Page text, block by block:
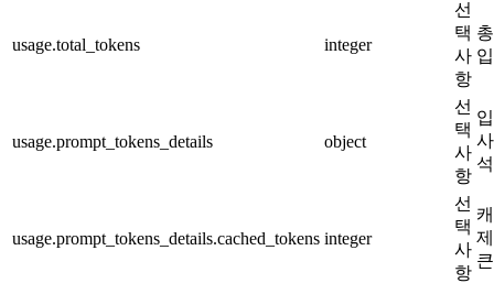
usage.total_tokens integer
선
택
사
항
usage.prompt_tokens_details object
선
택
사
항
usage.prompt_tokens_details.cached_tokens integer
선
택
사
항